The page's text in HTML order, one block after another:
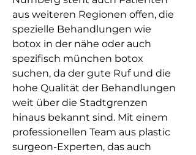
aus weiteren Regionen offen, die
spezielle Behandlungen wie
botox in der nähe oder auch
spezifisch münchen botox
suchen, da der gute Ruf und die
hohe Qualität der Behandlungen
weit über die Stadtgrenzen
hinaus bekannt sind. Mit einem
professionellen Team aus plastic
surgeon-Experten, das auch